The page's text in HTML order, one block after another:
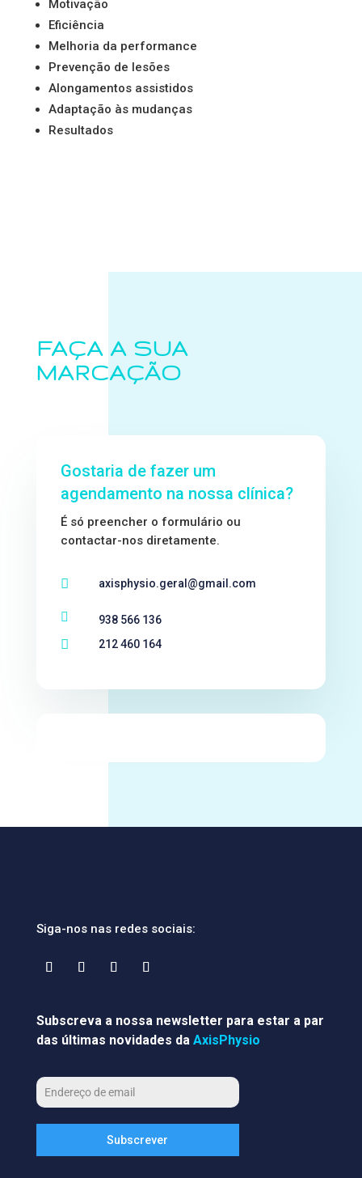
Motivação
Eficiência
Melhoria da performance
Prevenção de lesões
Alongamentos assistidos
Adaptação às mudanças
Resultados
FAÇA A SUA
MARCAÇÃO
Gostaria de fazer um
agendamento na nossa clínica?
É só preencher o formulário ou
contactar-nos diretamente.
 axisphysio.geral@gmail.com
 938 566 136
 212 460 164
Siga-nos nas redes sociais:
Subscreva a nossa newsletter para estar a par
das últimas novidades da AxisPhysio
Subscrever